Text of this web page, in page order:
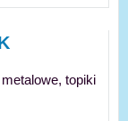
topiki